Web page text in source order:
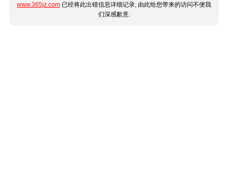
www.365jz.com 已经将此出错信息详细记录, 由此给您带来的访问不便我
们深感歉意.